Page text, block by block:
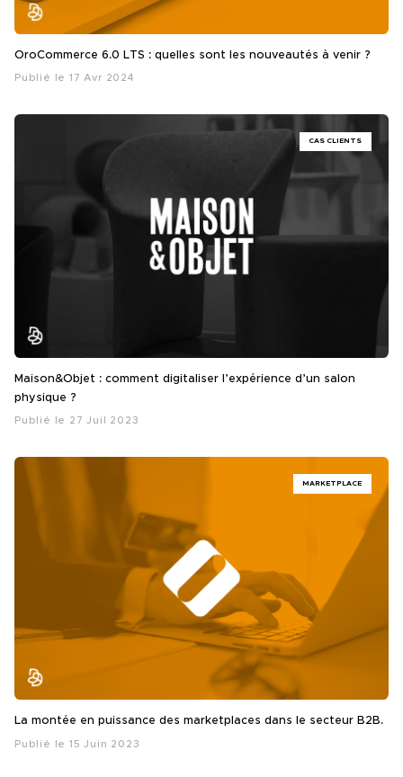
OroCommerce 6.0 LTS : quelles sont les nouveautés à venir ?
Publié le 17 Avr 2024
CAS CLIENTS
Maison&Objet : comment digitaliser l’expérience d’un salon
physique ?
Publié le 27 Juil 2023
MARKETPLACE
La montée en puissance des marketplaces dans le secteur B2B.
Publié le 15 Juin 2023